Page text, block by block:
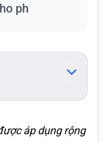
ph
áp dụng rộng